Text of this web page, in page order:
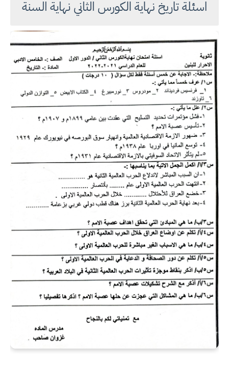
اسئلة تاريخ نهاية الكورس الثاني نهاية السنة